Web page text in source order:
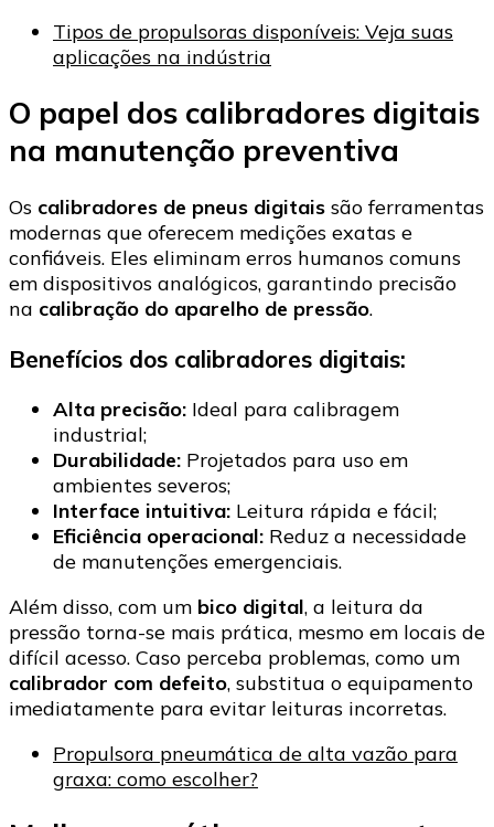
Tipos de propulsoras disponíveis: Veja suas
aplicações na indústria
O papel dos calibradores digitais
na manutenção preventiva
Os calibradores de pneus digitais são ferramentas
modernas que oferecem medições exatas e
confiáveis. Eles eliminam erros humanos comuns
em dispositivos analógicos, garantindo precisão
na calibração do aparelho de pressão.
Benefícios dos calibradores digitais:
Alta precisão: Ideal para calibragem
industrial;
Durabilidade: Projetados para uso em
ambientes severos;
Interface intuitiva: Leitura rápida e fácil;
Eficiência operacional: Reduz a necessidade
de manutenções emergenciais.
Além disso, com um bico digital, a leitura da
pressão torna-se mais prática, mesmo em locais de
difícil acesso. Caso perceba problemas, como um
calibrador com defeito, substitua o equipamento
imediatamente para evitar leituras incorretas.
Propulsora pneumática de alta vazão para
graxa: como escolher?